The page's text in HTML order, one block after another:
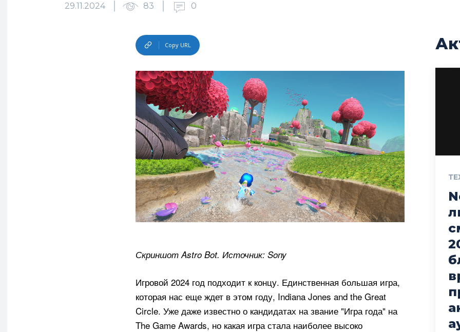
29.11.2024 83 0
Copy URL
Скриншот Astro Bot. Источник: Sony
Игровой 2024 год подходит к концу. Единственная большая игра,
которая нас еще ждет в этом году, Indiana Jones and the Great
Circle. Уже даже известно о кандидатах на звание "Игра года" на
The Game Awards, но какая игра стала наиболее высоко